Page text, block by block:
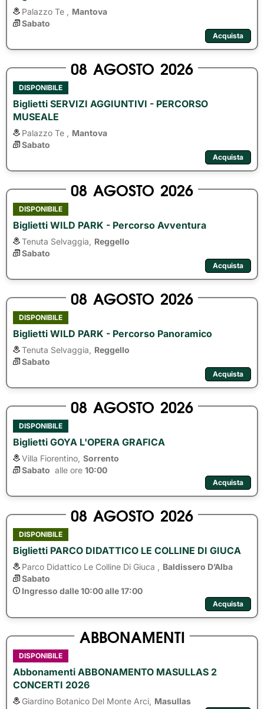
Palazzo Te ,
Mantova
Sabato
Acquista
08 AGOSTO 2026
DISPONIBILE
Biglietti SERVIZI AGGIUNTIVI - PERCORSO
MUSEALE
Palazzo Te ,
Mantova
Sabato
Acquista
08 AGOSTO 2026
DISPONIBILE
Biglietti WILD PARK - Percorso Avventura
Tenuta Selvaggia,
Reggello
Sabato
Acquista
08 AGOSTO 2026
DISPONIBILE
Biglietti WILD PARK - Percorso Panoramico
Tenuta Selvaggia,
Reggello
Sabato
Acquista
08 AGOSTO 2026
DISPONIBILE
Biglietti GOYA L'OPERA GRAFICA
Villa Fiorentino, Sorrento
Sabato alle ore 10:00
Acquista
08 AGOSTO 2026
DISPONIBILE
Biglietti PARCO DIDATTICO LE COLLINE DI GIUCA
Parco Didattico Le Colline Di Giuca ,
Baldissero D’Alba
Sabato
Ingresso dalle 10:00 alle 17:00
Acquista
ABBONAMENTI
DISPONIBILE
Abbonamenti ABBONAMENTO MASULLAS 2
CONCERTI 2026
Giardino Botanico Del Monte Arci, Masullas